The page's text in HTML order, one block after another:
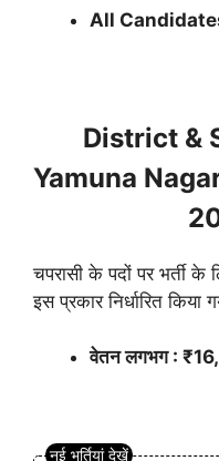
All
District &
Yamuna
चपरासी के पदों पर भर्ती के
इस प्रकार निर्धारित किया
वेतन लगभग :